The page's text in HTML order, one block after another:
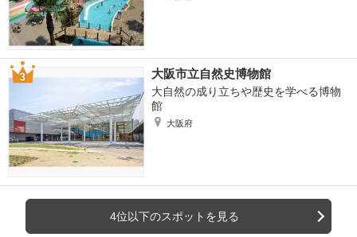
大阪市立自然史博物館
大自然の成り立ちや歴史を学べる博物
館
大阪府
4位以下のスポットを見る